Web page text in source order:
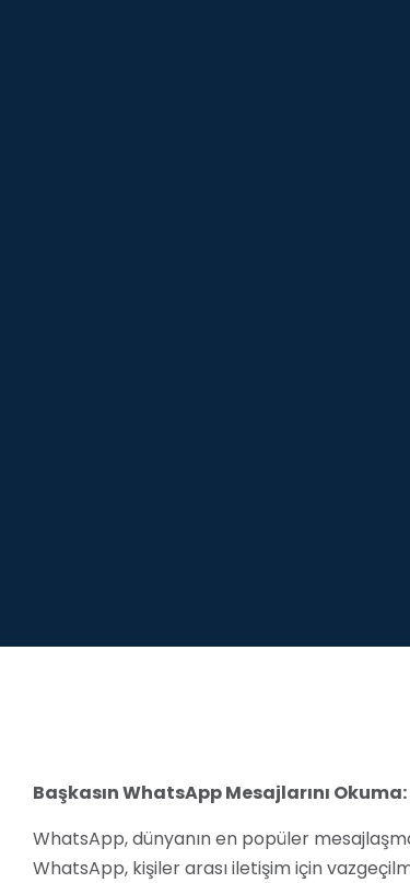
Başkasın WhatsApp Mesajlarını
WhatsApp, dünyanın en popüler
WhatsApp, kişiler arası iletişim için